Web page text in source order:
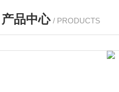
产品中心 / PRODUCTS